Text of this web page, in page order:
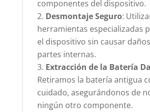
componentes del dispositivo.
Desmontaje Seguro:
herramientas especializadas
el dispositivo sin causar
partes internas.
Extracción de la Batería
Retiramos la batería antigua
cuidado, asegurándonos de
ningún otro componente.